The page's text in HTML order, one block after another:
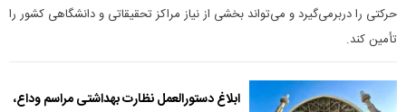
حرکتی را دربرمی‌گیرد و می‌تواند بخشی از نیاز مراکز تحقیقاتی و دانشگاهی کشور را
تأمین کند.
ابلاغ دستورالعمل نظارت بهداشتی مراسم وداع،